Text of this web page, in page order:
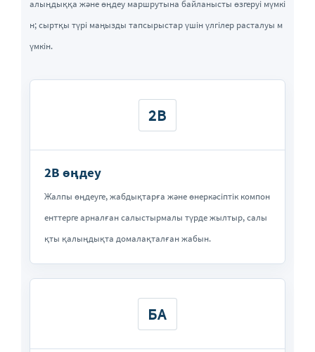
алыңдыққа және өңдеу маршрутына байланысты өзгеруі мүмкі
н; сыртқы түрі маңызды тапсырыстар үшін үлгілер расталуы м
үмкін.
2B
2B өңдеу
Жалпы өңдеуге, жабдықтарға және өнеркәсіптік компон
енттерге арналған салыстырмалы түрде жылтыр, салы
қты қалыңдықта домалақталған жабын.
БА